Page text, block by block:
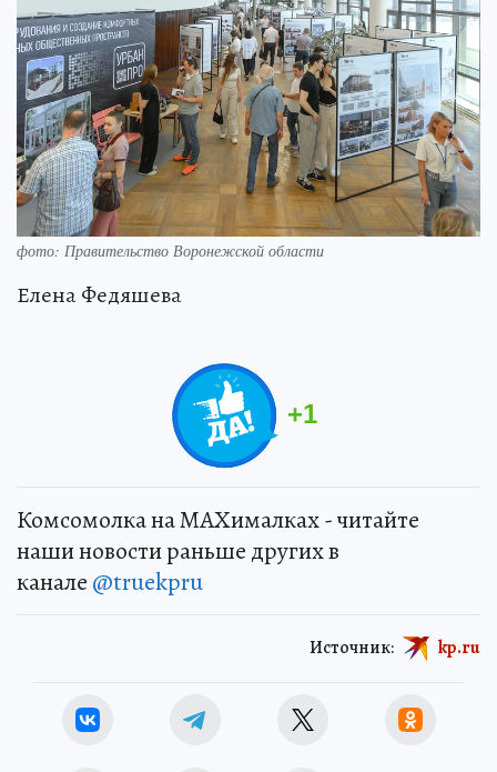
фото: Правительство Воронежской области
Елена Федяшева
+1
Комсомолка на MAXималках - читайте
наши новости раньше других в
канале @truekpru
Источник: kp.ru